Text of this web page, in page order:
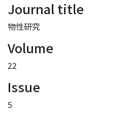
Journal title
物性研究
Volume
22
Issue
5